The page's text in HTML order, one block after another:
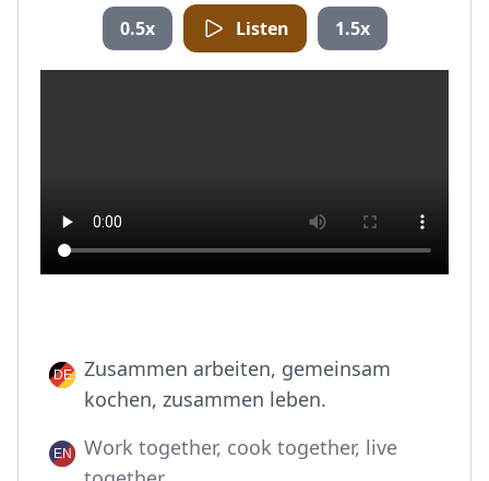
0.5x Listen 1.5x
Zusammen arbeiten, gemeinsam
kochen, zusammen leben.
Work together, cook together, live